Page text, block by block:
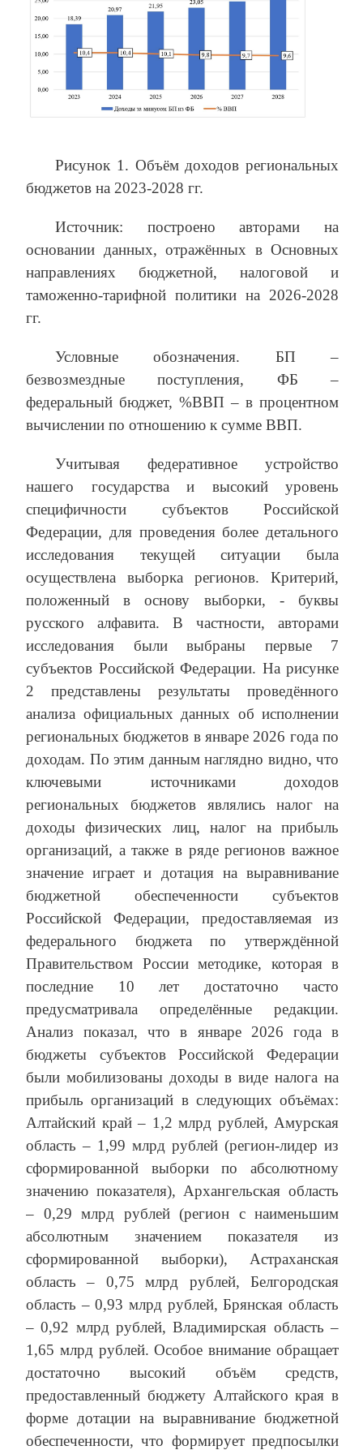
Рисунок 1. Объём доходов региональных
бюджетов на 2023-2028 гг.
Источник: построено авторами на
основании данных, отражённых в Основных
направлениях бюджетной, налоговой и
таможенно-тарифной политики на 2026-2028
гг.
Условные обозначения. БП –
безвозмездные поступления, ФБ –
федеральный бюджет, %ВВП – в процентном
вычислении по отношению к сумме ВВП.
Учитывая федеративное устройство
нашего государства и высокий уровень
специфичности субъектов Российской
Федерации, для проведения более детального
исследования текущей ситуации была
осуществлена выборка регионов. Критерий,
положенный в основу выборки, - буквы
русского алфавита. В частности, авторами
исследования были выбраны первые 7
субъектов Российской Федерации. На рисунке
2 представлены результаты проведённого
анализа официальных данных об исполнении
региональных бюджетов в январе 2026 года по
доходам. По этим данным наглядно видно, что
ключевыми источниками доходов
региональных бюджетов являлись налог на
доходы физических лиц, налог на прибыль
организаций, а также в ряде регионов важное
значение играет и дотация на выравнивание
бюджетной обеспеченности субъектов
Российской Федерации, предоставляемая из
федерального бюджета по утверждённой
Правительством России методике, которая в
последние 10 лет достаточно часто
предусматривала определённые редакции.
Анализ показал, что в январе 2026 года в
бюджеты субъектов Российской Федерации
были мобилизованы доходы в виде налога на
прибыль организаций в следующих объёмах:
Алтайский край – 1,2 млрд рублей, Амурская
область – 1,99 млрд рублей (регион-лидер из
сформированной выборки по абсолютному
значению показателя), Архангельская область
– 0,29 млрд рублей (регион с наименьшим
абсолютным значением показателя из
сформированной выборки), Астраханская
область – 0,75 млрд рублей, Белгородская
область – 0,93 млрд рублей, Брянская область
– 0,92 млрд рублей, Владимирская область –
1,65 млрд рублей. Особое внимание обращает
достаточно высокий объём средств,
предоставленный бюджету Алтайского края в
форме дотации на выравнивание бюджетной
обеспеченности, что формирует предпосылки